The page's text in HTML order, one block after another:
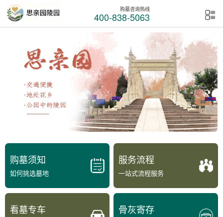
购墓咨询热线
400-838-5063
购墓须知
如何挑选墓地
服务流程
一站式流程服务
看墓专车 骨灰寄存